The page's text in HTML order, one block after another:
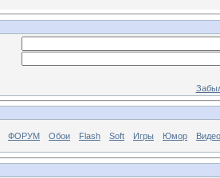
ФОРУМ Обои Flash Soft Игры Юмор Видео